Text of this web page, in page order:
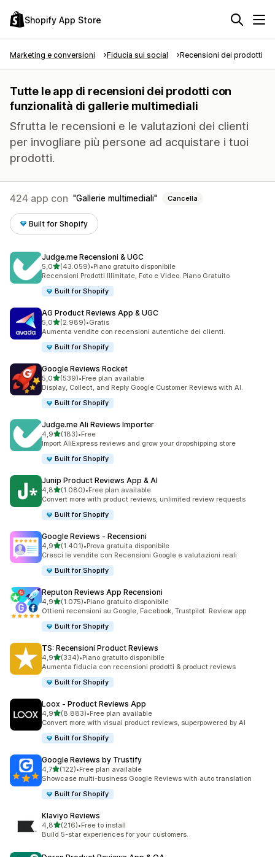
Shopify App Store
Marketing e conversioni Fiducia sui social Recensioni dei prodotti
Tutte le app di recensioni dei prodotti con
funzionalità di gallerie multimediali
Sfrutta le recensioni e le valutazioni dei clienti
per invogliare più persone ad acquistare i tuoi
prodotti.
424 app con Gallerie multimediali Cancella
Built for Shopify
Judge.me Recensioni & UGC
5,0stelle su 5
(43.059)
43059 recensioni totali
•Piano gratuito disponibile
Recensioni Prodotti Illimitate, Foto e Video. Piano Gratuito
Built for Shopify
AG Product Reviews App & UGC
5,0stelle su 5
(2.989)
2989 recensioni totali
•Gratis
Aumenta vendite con recensioni autentiche dei clienti.
Built for Shopify
Google Reviews Rocket
5,0stelle su 5
(539)
539 recensioni totali
•Free plan available
Display, Collect, and Reply Google Customer Reviews with AI.
Built for Shopify
Judge.me Ali Reviews Importer
4,9stelle su 5
(183)
183 recensioni totali
•Free
Import AliExpress reviews and grow your dropshipping store
Built for Shopify
Junip Product Reviews App & AI
4,8stelle su 5
(1.080)
1080 recensioni totali
•Free plan available
Convert more with product reviews, unlimited review requests
Built for Shopify
Google Reviews ‑ Recensioni
4,9stelle su 5
(1.401)
1401 recensioni totali
•Prova gratuita disponibile
Cresci le vendite con Recensioni Google e valutazioni reali
Built for Shopify
Reputon Reviews App Recensioni
4,9stelle su 5
(1.075)
1075 recensioni totali
•Piano gratuito disponibile
Ottieni recensioni su Google, Facebook, Trustpilot. Review app
Built for Shopify
TS: Recensioni Product Reviews
4,9stelle su 5
(334)
334 recensioni totali
•Piano gratuito disponibile
Aumenta fiducia con recensioni prodotti & product reviews
Built for Shopify
Loox ‑ Product Reviews App
4,9stelle su 5
(8.883)
8883 recensioni totali
•Free plan available
Convert more with visual product reviews, superpowered by AI
Built for Shopify
Google Reviews by Trustify
4,7stelle su 5
(122)
122 recensioni totali
•Free plan available
Showcase multi-business Google Reviews with auto translation
Built for Shopify
Klaviyo Reviews
4,8stelle su 5
(216)
216 recensioni totali
•Free to install
Build 5-star experiences for your customers.